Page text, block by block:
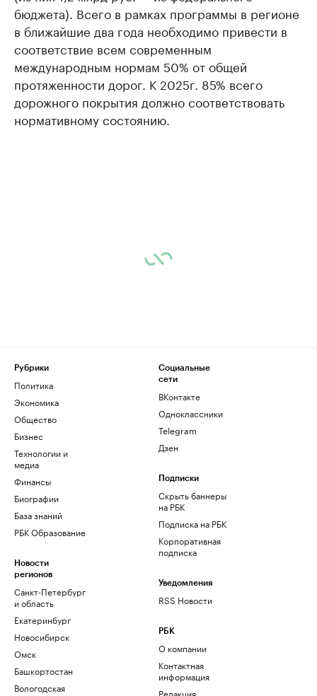
бюджета). Всего в рамках программы в регионе
в ближайшие два года необходимо привести в
соответствие всем современным
международным нормам 50% от общей
протяженности дорог. К 2025г. 85% всего
дорожного покрытия должно соответствовать
нормативному состоянию.
Рубрики
Политика
Экономика
Общество
Бизнес
Технологии и
медиа
Финансы
Биографии
База знаний
РБК Образование
Новости
регионов
Санкт-Петербург
и область
Екатеринбург
Новосибирск
Омск
Башкортостан
Вологодская
Социальные
сети
ВКонтакте
Одноклассники
Telegram
Дзен
Подписки
Скрыть баннеры
на РБК
Подписка на РБК
Корпоративная
подписка
Уведомления
RSS Новости
РБК
О компании
Контактная
информация
Редакция